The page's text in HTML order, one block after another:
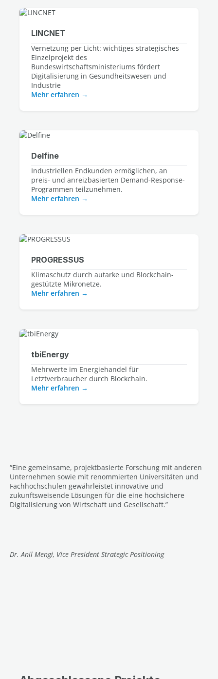
LINCNET
Vernetzung per Licht: wichtiges strategisches
Einzelprojekt des
Bundeswirtschaftsministeriums fördert
Digitalisierung in Gesundheitswesen und
Industrie
Mehr erfahren
Delfine
Industriellen Endkunden ermöglichen, an
preis- und anreizbasierten Demand-Response-
Programmen teilzunehmen.
Mehr erfahren
PROGRESSUS
Klimaschutz durch autarke und Blockchain-
gestützte Mikronetze.
Mehr erfahren
tbiEnergy
Mehrwerte im Energiehandel für
Letztverbraucher durch Blockchain.
Mehr erfahren
“Eine gemeinsame, projektbasierte Forschung mit anderen
Unternehmen sowie mit renommierten Universitäten und
Fachhochschulen gewährleistet innovative und
zukunftsweisende Lösungen für die eine hochsichere
Digitalisierung von Wirtschaft und Gesellschaft.”
Dr. Anil Mengi, Vice President Strategic Positioning